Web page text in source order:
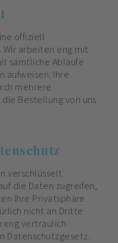
offiziell
Wir arbeiten eng mit
sämtliche Abläufe
aufweisen. Ihre
mehrere
Bestellung von uns
verschlüsselt
die Daten zugreifen,
Ihre Privatsphäre
nicht an Dritte
vertraulich
Datenschutzgesetz.